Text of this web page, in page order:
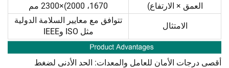
العمق × الارتفاع)
1670، 2000)×2300 مم
الامتثال
تتوافق مع معايير السلامة الدولية
مثل ISO وIEEE
أقصى درجات الأمان للعامل والمعدات: الحد الأدنى لضغط